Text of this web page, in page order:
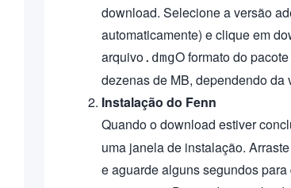
download. Selecione a versão
automaticamente) e clique em
arquivo.dmgO formato do
dezenas de MB, dependendo da
Instalação do Fenn
Quando o download estiver
uma janela de instalação.
e aguarde alguns segundos